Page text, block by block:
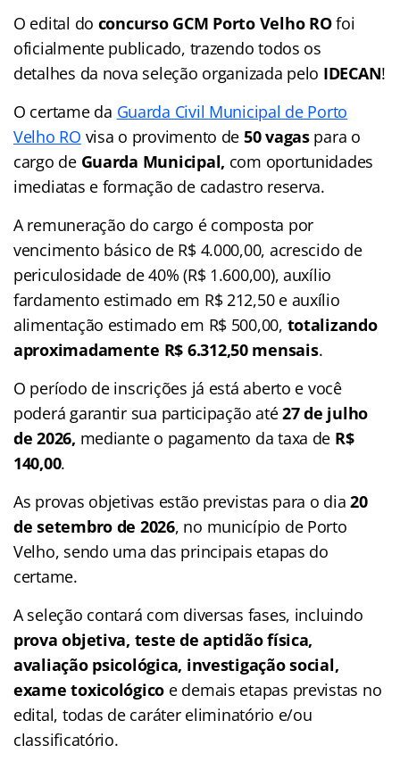
O edital do concurso GCM Porto Velho ROfoi
oficialmente publicado, trazendo todos os
detalhes da nova seleção organizada pelo IDECAN!
O certame da Guarda Civil Municipal de Porto
Velho RO visa o provimento de 50 vagaspara o
cargo de Guarda Municipal, com oportunidades
imediatas e formação de cadastro reserva.
A remuneração do cargo é composta por
vencimento básico de R$ 4.000,00, acrescido de
periculosidade de 40% (R$ 1.600,00), auxílio
fardamento estimado em R$ 212,50 e auxílio
alimentação estimado em R$ 500,00, totalizando
aproximadamente R$ 6.312,50 mensais.
O período de inscrições já está aberto e você
poderá garantir sua participação até27 de julho
de 2026, mediante o pagamento da taxa de R$
140,00.
As provas objetivas estão previstas para o dia20
de setembro de 2026, no município de Porto
Velho, sendo uma das principais etapas do
certame.
A seleção contará com diversas fases, incluindo
prova objetiva, teste de aptidão física,
avaliação psicológica, investigação social,
exame toxicológico e demais etapas previstas no
edital, todas de caráter eliminatório e/ou
classificatório.